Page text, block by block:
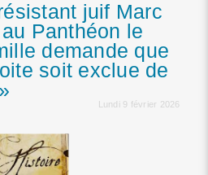
juif Marc
Panthéon le
demande que
soit exclue de
Lundi 9 février 2026